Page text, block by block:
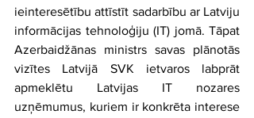
ieinteresētību attīstīt sadarbību ar Latviju
informācijas tehnoloģiju (IT) jomā. Tāpat
Azerbaidžānas ministrs savas plānotās
vizītes Latvijā SVK ietvaros labprāt
apmeklētu Latvijas IT nozares
uzņēmumus, kuriem ir konkrēta interese